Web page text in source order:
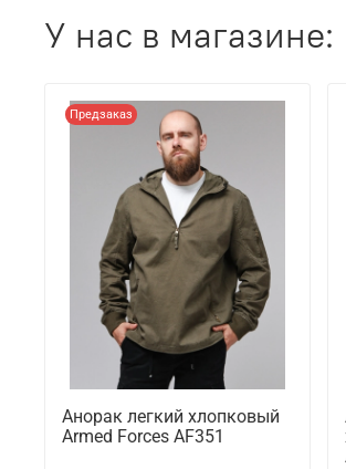
У нас в магазине:
Предзаказ
Анорак легкий хлопковый
Armed Forces AF351